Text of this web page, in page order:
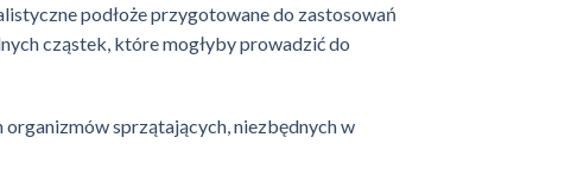
podłoże przygotowane do zastosowań
cząstek, które mogłyby prowadzić do
sprzątających, niezbędnych w